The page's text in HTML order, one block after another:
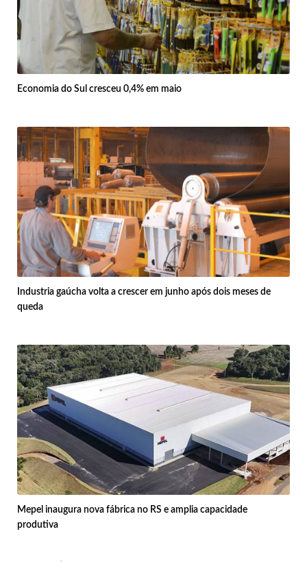
Economia do Sul cresceu 0,4% em maio
Industria gaúcha volta a crescer em junho após dois meses de
queda
Mepel inaugura nova fábrica no RS e amplia capacidade
produtiva